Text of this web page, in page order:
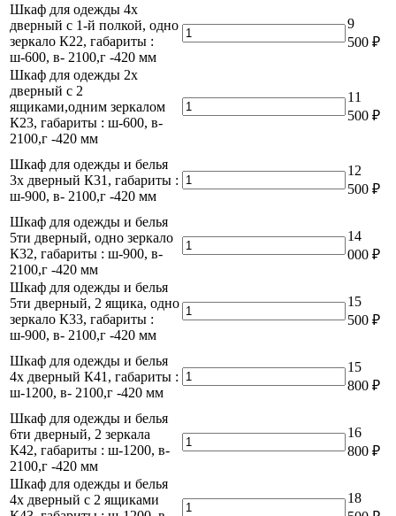
Шкаф для одежды 4х
дверный с 1-й полкой, одно
зеркало К22, габариты :
ш-600, в- 2100,г -420 мм
Количество
товара
одежды
4х
й
полкой,
К22,
габариты
в-
2100,г
9
500 ₽
Шкаф для одежды 2х
дверный с 2
ящиками,одним зеркалом
К23, габариты : ш-600, в-
2100,г -420 мм
Количество
товара
одежды
2х
ящиками,одним
-420
мм
11
500 ₽
Шкаф для одежды и белья
3х дверный К31, габариты :
ш-900, в- 2100,г -420 мм
Количество
товара
одежды
и
дверный
К31,
ш-900,
в-
мм
12
500 ₽
Шкаф для одежды и белья
5ти дверный, одно зеркало
К32, габариты : ш-900, в-
2100,г -420 мм
Количество
товара
одежды
и
дверный,
одно
габариты
:
2100,г
14
000 ₽
Шкаф для одежды и белья
5ти дверный, 2 ящика, одно
зеркало К33, габариты :
ш-900, в- 2100,г -420 мм
Количество
товара
одежды
и
дверный,
2
зеркало
15
500 ₽
Шкаф для одежды и белья
4х дверный К41, габариты :
ш-1200, в- 2100,г -420 мм
Количество
товара
одежды
и
дверный
15
800 ₽
Шкаф для одежды и белья
6ти дверный, 2 зеркала
К42, габариты : ш-1200, в-
2100,г -420 мм
Количество
товара
одежды
16
800 ₽
Шкаф для одежды и белья
4х дверный с 2 ящиками
Количество
18